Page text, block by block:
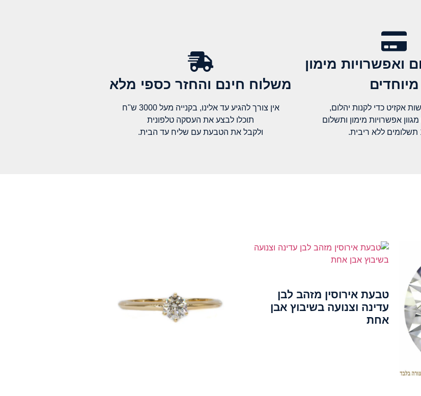
ואפשרויות מימון
מיוחדים
אקזיט כדי לקנות יהלום,
אפשרויות מימון ותשלום
משלוח חינם והחזר כספי מלא​
אין צורך להגיע עד אלינו, בקנייה מעל 3000 ש"ח
תוכלו לבצע את העסקה טלפונית
ולקבל את הטבעת עם שליח עד הבית.
טבעת אירוסין מזהב לבן
עדינה וצנועה בשיבוץ אבן
אחת